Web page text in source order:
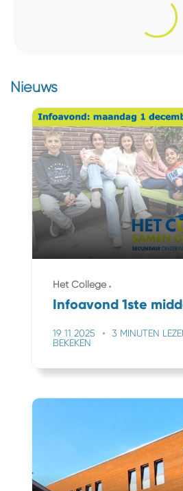
Nieuws
Het College
Infoavond 1ste
19 11 2025 3 MINUTEN
BEKEKEN